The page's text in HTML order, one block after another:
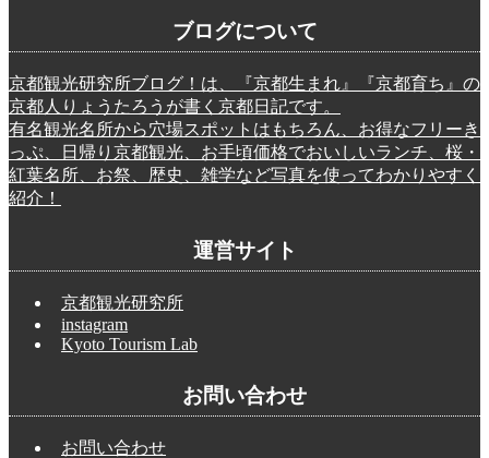
ブログについて
京都観光研究所ブログ！は、『京都生まれ』『京都育ち』の
京都人りょうたろうが書く京都日記です。
有名観光名所から穴場スポットはもちろん、お得なフリーき
っぷ、日帰り京都観光、お手頃価格でおいしいランチ、桜・
紅葉名所、お祭、歴史、雑学など写真を使ってわかりやすく
紹介！
運営サイト
京都観光研究所
instagram
Kyoto Tourism Lab
お問い合わせ
お問い合わせ